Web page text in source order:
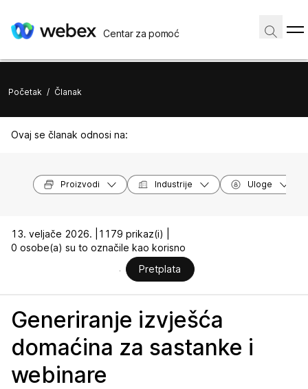
Centar za pomoć
Početak / Članak
Ovaj se članak odnosi na:
Proizvodi Industrije Uloge
13. veljače 2026. |
1179 prikaz(i) |
0 osobe(a) su to označile kao korisno
Pretplata
Generiranje izvješća
domaćina za sastanke i
webinare